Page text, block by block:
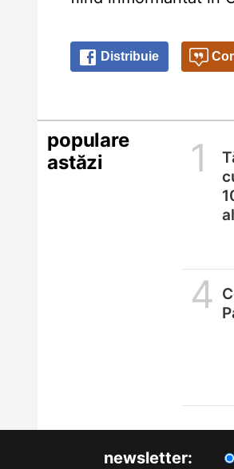
Distribuie
populare
astăzi
1
4
newsletter: